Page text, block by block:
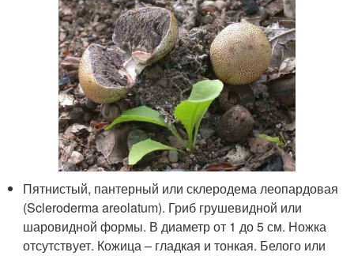
Пятнистый, пантерный или склеродема леопардовая
(Scleroderma areolatum). Гриб грушевидной или
шаровидной формы. В диаметр от 1 до 5 см. Ножка
отсутствует. Кожица – гладкая и тонкая. Белого или